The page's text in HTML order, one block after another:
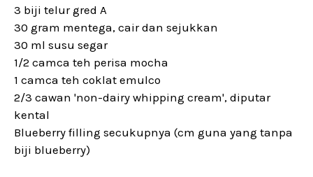
3 biji telur gred A
30 gram mentega, cair dan sejukkan
30 ml susu segar
1/2 camca teh perisa mocha
1 camca teh coklat emulco
2/3 cawan 'non-dairy whipping cream', diputar
kental
Blueberry filling secukupnya (cm guna yang tanpa
biji blueberry)